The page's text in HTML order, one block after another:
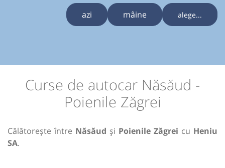
azi mâine alege...
Curse de autocar Năsăud -
Poienile Zăgrei
Călătorește între Năsăud și Poienile Zăgrei cu Heniu
SA.